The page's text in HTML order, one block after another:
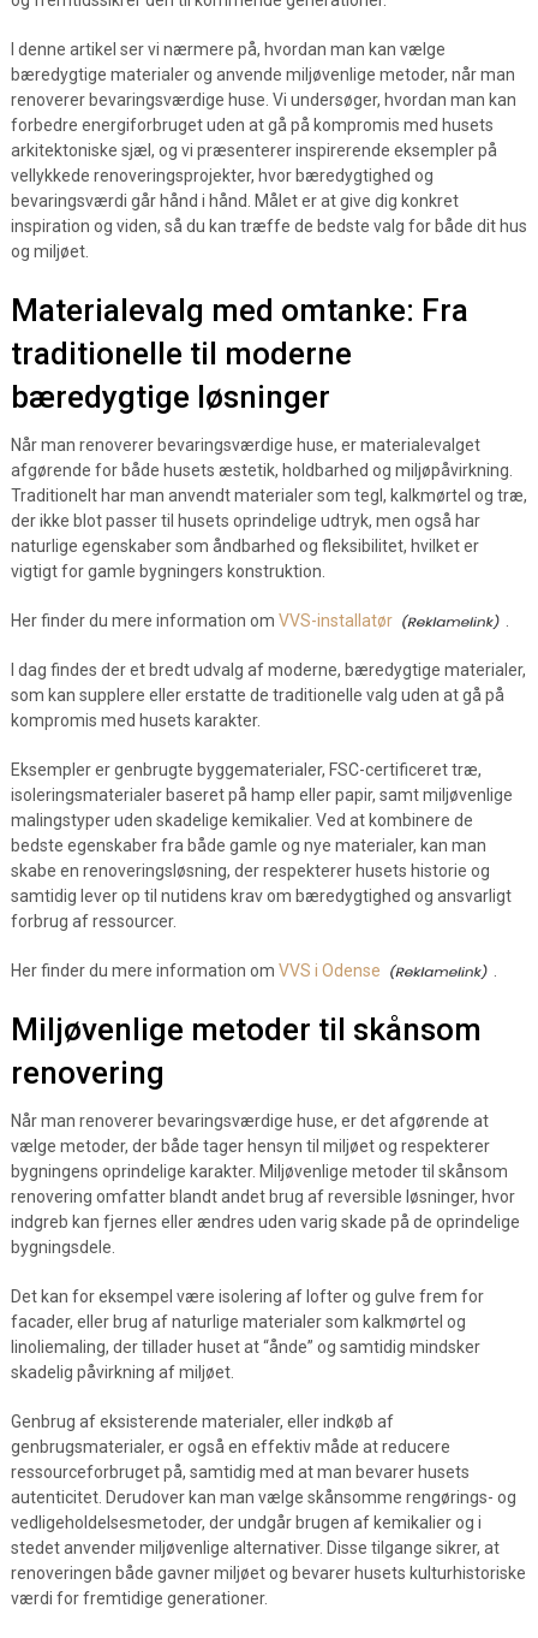
I denne artikel ser vi nærmere på, hvordan man kan vælge
bæredygtige materialer og anvende miljøvenlige metoder, når man
renoverer bevaringsværdige huse. Vi undersøger, hvordan man kan
forbedre energiforbruget uden at gå på kompromis med husets
arkitektoniske sjæl, og vi præsenterer inspirerende eksempler på
vellykkede renoveringsprojekter, hvor bæredygtighed og
bevaringsværdi går hånd i hånd. Målet er at give dig konkret
inspiration og viden, så du kan træffe de bedste valg for både dit hus
og miljøet.
Materialevalg med omtanke: Fra
traditionelle til moderne
bæredygtige løsninger
Når man renoverer bevaringsværdige huse, er materialevalget
afgørende for både husets æstetik, holdbarhed og miljøpåvirkning.
Traditionelt har man anvendt materialer som tegl, kalkmørtel og træ,
der ikke blot passer til husets oprindelige udtryk, men også har
naturlige egenskaber som åndbarhed og fleksibilitet, hvilket er
vigtigt for gamle bygningers konstruktion.
Her finder du mere information om VVS-installatør
I dag findes der et bredt udvalg af moderne, bæredygtige materialer,
som kan supplere eller erstatte de traditionelle valg uden at gå på
kompromis med husets karakter.
Eksempler er genbrugte byggematerialer, FSC-certificeret træ,
isoleringsmaterialer baseret på hamp eller papir, samt miljøvenlige
malingstyper uden skadelige kemikalier. Ved at kombinere de
bedste egenskaber fra både gamle og nye materialer, kan man
skabe en renoveringsløsning, der respekterer husets historie og
samtidig lever op til nutidens krav om bæredygtighed og ansvarligt
forbrug af ressourcer.
Her finder du mere information om VVS i Odense
Miljøvenlige metoder til skånsom
renovering
Når man renoverer bevaringsværdige huse, er det afgørende at
vælge metoder, der både tager hensyn til miljøet og respekterer
bygningens oprindelige karakter. Miljøvenlige metoder til skånsom
renovering omfatter blandt andet brug af reversible løsninger, hvor
indgreb kan fjernes eller ændres uden varig skade på de oprindelige
bygningsdele.
Det kan for eksempel være isolering af lofter og gulve frem for
facader, eller brug af naturlige materialer som kalkmørtel og
linoliemaling, der tillader huset at “ånde” og samtidig mindsker
skadelig påvirkning af miljøet.
Genbrug af eksisterende materialer, eller indkøb af
genbrugsmaterialer, er også en effektiv måde at reducere
ressourceforbruget på, samtidig med at man bevarer husets
autenticitet. Derudover kan man vælge skånsomme rengørings- og
vedligeholdelsesmetoder, der undgår brugen af kemikalier og i
stedet anvender miljøvenlige alternativer. Disse tilgange sikrer, at
renoveringen både gavner miljøet og bevarer husets kulturhistoriske
værdi for fremtidige generationer.